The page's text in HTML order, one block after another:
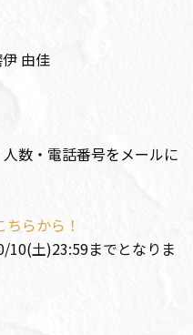
由佳
数・電話番号をメールに
らから！
10(土)23:59までとなりま